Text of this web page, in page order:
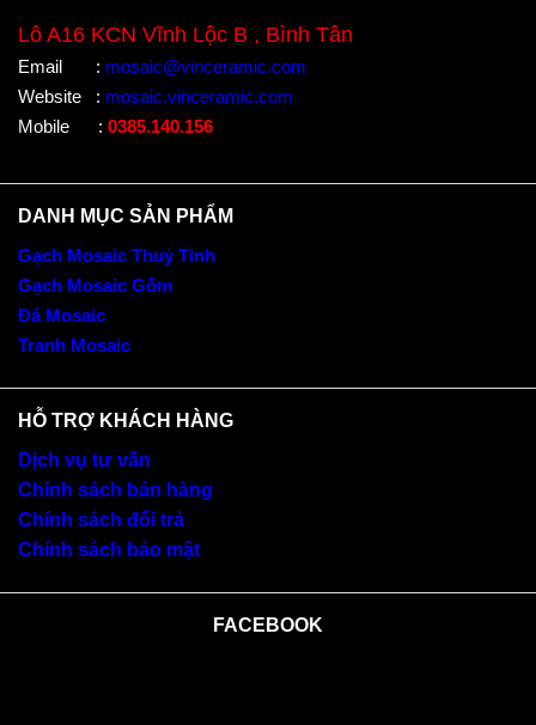
Lô A16 KCN Vĩnh Lộc B , Bình Tân
Email : mosaic@vinceramic.com
Website
: mosaic.vinceramic.com
Mobile
: 0385.140.156
DANH MỤC SẢN PHẨM
Gạch Mosaic Thuỷ Tinh
Gạch Mosaic Gốm
Đá Mosaic
Tranh Mosaic
HỖ TRỢ KHÁCH HÀNG
Dịch vụ tư vấn
Chính sách bán hàng
Chính sách đổi trả
Chính sách bảo mật
FACEBOOK